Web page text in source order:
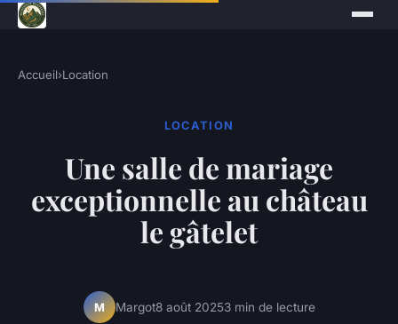
Accueil›Location
LOCATION
Une salle de mariage
exceptionnelle au château
le gâtelet
M Margot8 août 20253 min de lecture